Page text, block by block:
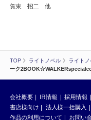
TOP ライトノベル ライト
ーク
賀東 招二 他
会社概要 IR情報 採用情報
書店様向け
法人様一括購入
作品の利用について
お問い